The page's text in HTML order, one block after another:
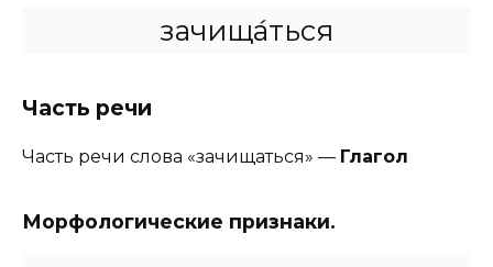
зачища́ться
Часть речи
Часть речи слова «зачищаться» — Глагол
Морфологические признаки.